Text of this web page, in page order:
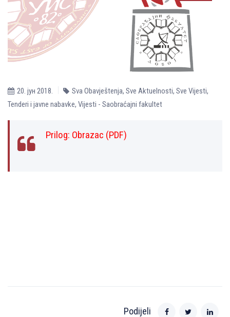
20. јун 2018. Sva Obavještenja, Sve Aktuelnosti, Sve Vijesti,
Tenderi i javne nabavke, Vijesti - Saobraćajni fakultet
Prilog: Оbrazac (PDF)
Podijeli